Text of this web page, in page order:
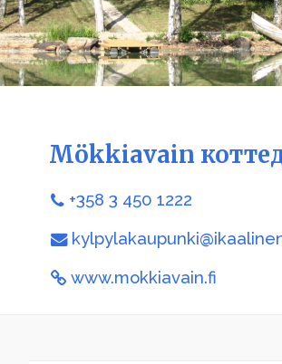
Mökkiavain
+358 3 450 1222
www.mokkiavain.fi